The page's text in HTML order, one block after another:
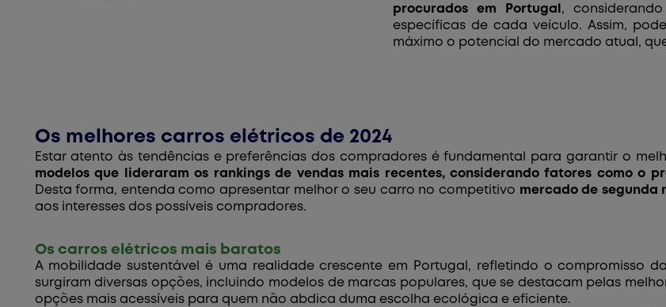
procurados em Portugal ,
específicas de cada veículo. Assim,
máximo o potencial do mercado atual,
Os melhores carros elétricos de 2024
Estar atento às tendências e preferências dos compradores é fundamental para garantir o
modelos que lideraram os rankings de vendas mais recentes, considerando fatores como o
Desta forma, entenda como apresentar melhor o seu carro no competitivo mercado de segunda
aos interesses dos possíveis compradores.
Os carros elétricos mais baratos
A mobilidade sustentável é uma realidade crescente em Portugal, refletindo o compromisso
surgiram diversas opções, incluindo modelos de marcas populares, que se destacam pelas
opções mais acessíveis para quem não abdica duma escolha ecológica e eficiente.